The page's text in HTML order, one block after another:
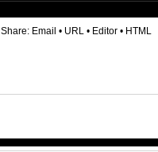
Share: Email • URL • Editor • HTML